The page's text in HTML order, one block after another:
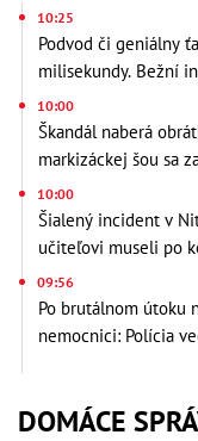
10:25
Podvod či geniálny
milisekundy. Bežní
10:00
Škandál naberá
markizáckej šou sa
10:00
Šialený incident v
učiteľovi museli po
09:56
Po brutálnom útoku
nemocnici: Polícia
DOMÁCE